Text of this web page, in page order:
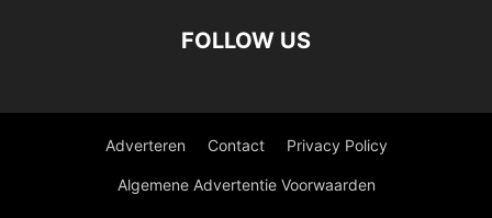
FOLLOW US
Adverteren Contact Privacy Policy
Algemene Advertentie Voorwaarden